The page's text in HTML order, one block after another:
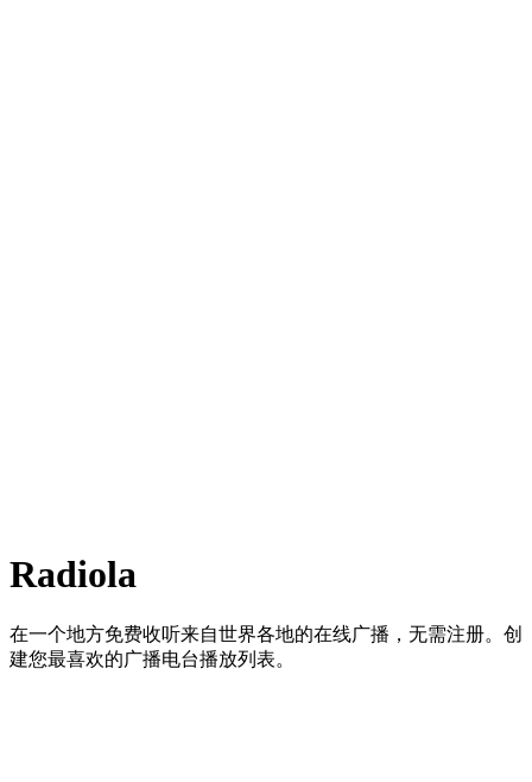
Radiola
在一个地方免费收听来自世界各地的在线广播，无需注册。创
建您最喜欢的广播电台播放列表。